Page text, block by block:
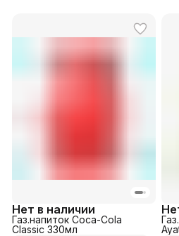
Нет в наличии
Газ.напиток Coca-Cola
Classic 330мл